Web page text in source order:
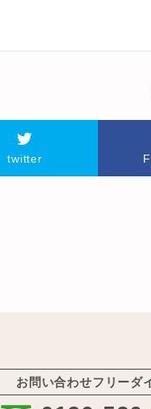
twitter
お問い合わせフリーダ